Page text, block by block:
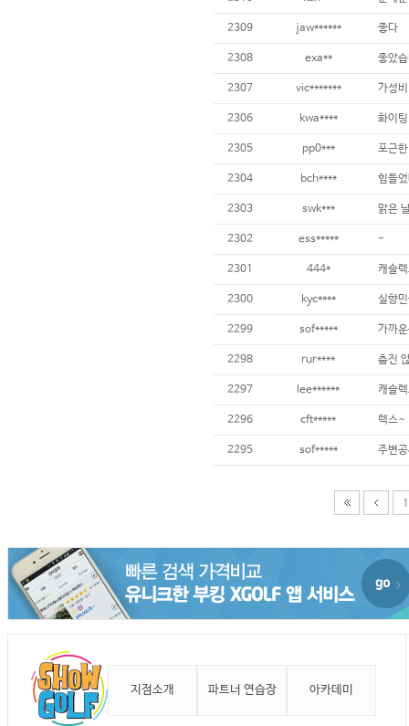
2309 jaw****** 좋다
2308 exa** 좋았
2307 vic******* 가성
2306 kwa**** 화이
2305 pp0*** 포근
2304 bch**** 힘들
2303 swk*** 맑은
2302 ess***** -
2301 444* 캐슬
2300 kyc**** 실향
2299 sof***** 가까
2298 rur**** 춥진
2297 lee****** 캐슬
2296 cft***** 렉스~
2295 sof***** 주변
1
지점소개 파트너 연습장 아카데미